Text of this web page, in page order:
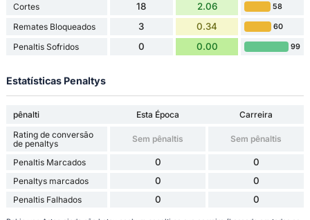
Cortes 18 2.06 58
Remates Bloqueados 3 0.34 60
Penaltis Sofridos 0 0.00 99
Estatísticas Penaltys
pênalti Esta Época
Carreira
Rating de conversão
de penaltys
Sem pênaltis Sem pênaltis
Penaltis Marcados 0 0
Penaltys marcados 0 0
Penaltis Falhados 0 0